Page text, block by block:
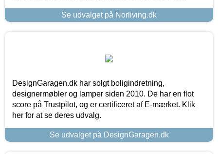
Se udvalget på Norliving.dk
DesignGaragen.dk har solgt boligindretning,
designermøbler og lamper siden 2010. De har en flot
score på Trustpilot, og er certificeret af E-mærket. Klik
her for at se deres udvalg.
Se udvalget på DesignGaragen.dk